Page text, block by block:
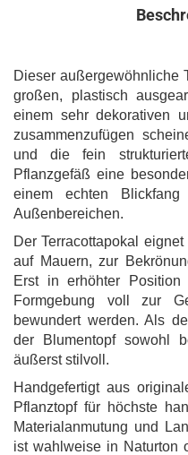
Dieser außergewöhnliche
großen, plastisch
einem sehr dekorativen
zusammenzufügen
und die fein
Pflanzgefäß eine
einem echten Blickfang
Außenbereichen.
Der Terracottapokal
auf Mauern, zur
Erst in erhöhter Position
Formgebung voll zur
bewundert werden. Als
der Blumentopf sowohl
äußerst stilvoll.
Handgefertigt aus
Pflanztopf für höchste
Materialanmutung und
ist wahlweise in Naturton